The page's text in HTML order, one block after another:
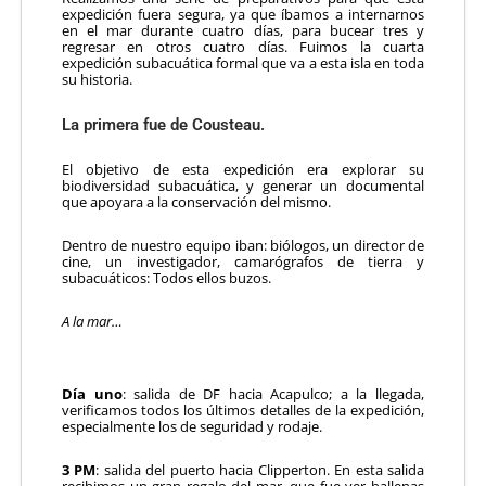
expedición fuera segura, ya que íbamos a internarnos
en el mar durante cuatro días, para bucear tres y
regresar en otros cuatro días. Fuimos la cuarta
expedición subacuática formal que va a esta isla en toda
su historia.
La primera fue de Cousteau.
El objetivo de esta expedición era explorar su
biodiversidad subacuática, y generar un documental
que apoyara a la conservación del mismo.
Dentro de nuestro equipo iban: biólogos, un director de
cine, un investigador, camarógrafos de tierra y
subacuáticos: Todos ellos buzos.
A la mar…
Día uno: salida de DF hacia Acapulco; a la llegada,
verificamos todos los últimos detalles de la expedición,
especialmente los de seguridad y rodaje.
3 PM: salida del puerto hacia Clipperton. En esta salida